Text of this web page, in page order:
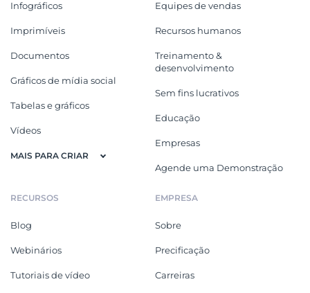
Infográficos
Imprimíveis
Documentos
Gráficos de mídia social
Tabelas e gráficos
Vídeos
MAIS PARA CRIAR
Equipes de vendas
Recursos humanos
Treinamento &
desenvolvimento
Sem fins lucrativos
Educação
Empresas
Agende uma Demonstração
RECURSOS
Blog
Webinários
Tutoriais de vídeo
EMPRESA
Sobre
Precificação
Carreiras